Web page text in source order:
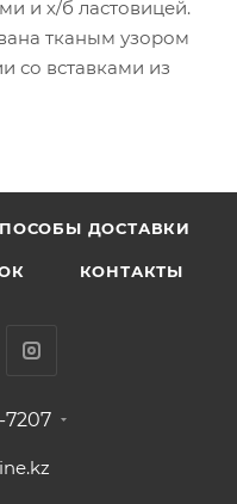
и х/б ластовицей.
тканым узором
со вставками из
ДОСТАВКИ
КОНТАКТЫ
7207